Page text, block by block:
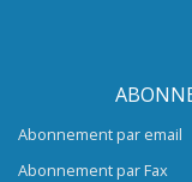
Abonnement par email
Abonnement par Fax